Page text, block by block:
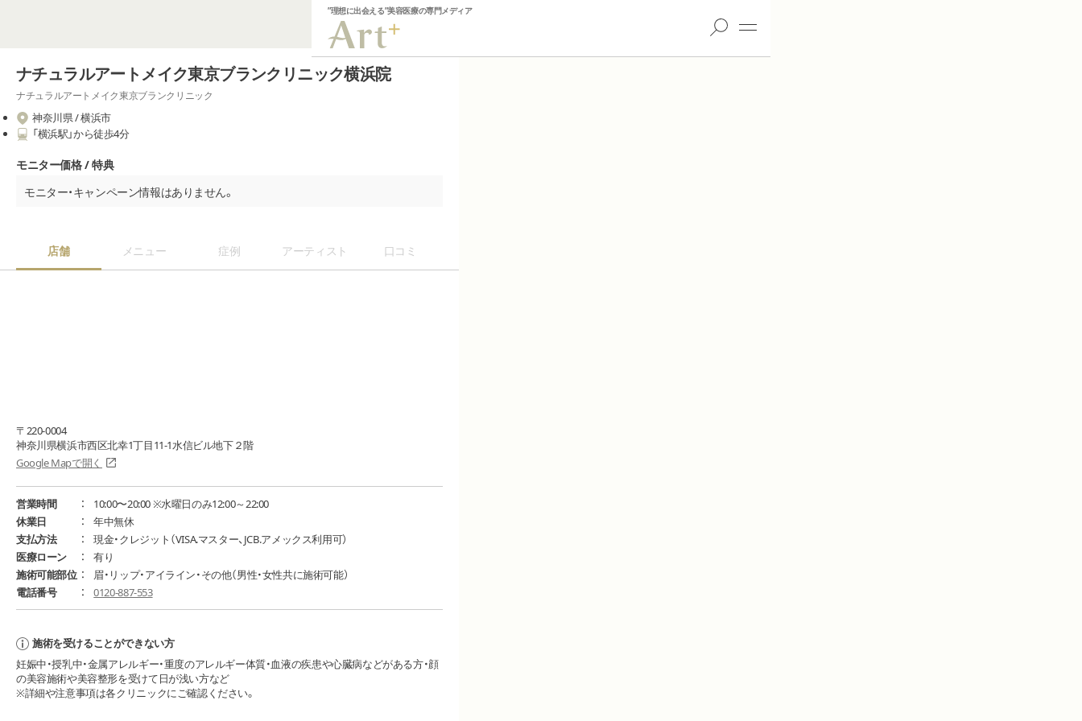
”理想に出会える”美容医療の専門メディア
ナチュラルアートメイク東京ブランクリニック横浜院
ナチュラルアートメイク東京ブランクリニック
神奈川県 / 横浜市
「横浜駅」から徒歩4分
モニター価格 / 特典
モニター・キャンペーン情報はありません。
店舗 メニュー 症例 アーティスト 口コミ
〒220-0004
神奈川県横浜市西区北幸1丁目11-1水信ビル地下２階
Google Mapで開く
営業時間
10:00〜20:00 ※水曜日のみ12:00～22:00
休業日
年中無休
支払方法
現金・クレジット（VISA.マスター、JCB.アメックス利用可）
医療ローン
有り
施術可能部位
眉・リップ・アイライン・その他（男性・女性共に施術可能）
電話番号
0120-887-553
施術を受けることができない方
妊娠中・授乳中・金属アレルギー・重度のアレルギー体質・血液の疾患や心臓病などがある方・顔
の美容施術や美容整形を受けて日が浅い方など
※詳細や注意事項は各クリニックにご確認ください。